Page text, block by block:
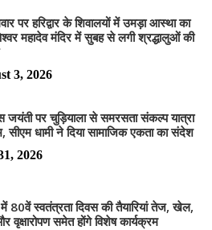
पर हरिद्वार के शिवालयों में उमड़ा आस्था का
महादेव मंदिर में सुबह से लगी श्रद्धालुओं की
3, 2026
जयंती पर चुड़ियाला से समरसता संकल्प यात्रा
सीएम धामी ने दिया सामाजिक एकता का संदेश
2026
80वें स्वतंत्रता दिवस की तैयारियां तेज, खेल,
वृक्षारोपण समेत होंगे विशेष कार्यक्रम